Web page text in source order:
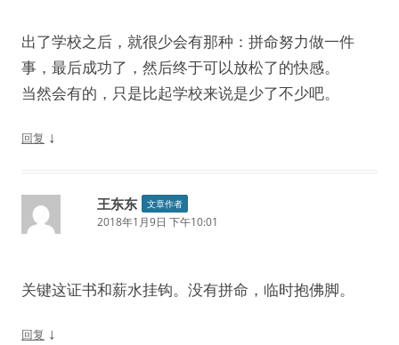
出了学校之后，就很少会有那种：拼命努力做一件
事，最后成功了，然后终于可以放松了的快感。
当然会有的，只是比起学校来说是少了不少吧。
回复 ↓
王东东 文章作者
2018年1月9日 下午10:01
关键这证书和薪水挂钩。没有拼命，临时抱佛脚。
回复 ↓